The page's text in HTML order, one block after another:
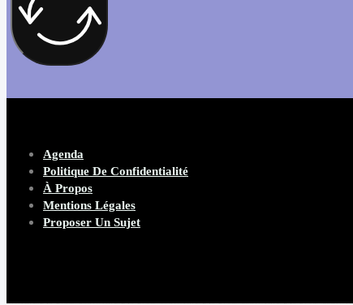
Agenda
Politique De Confidentialité
À Propos
Mentions Légales
Proposer Un Sujet